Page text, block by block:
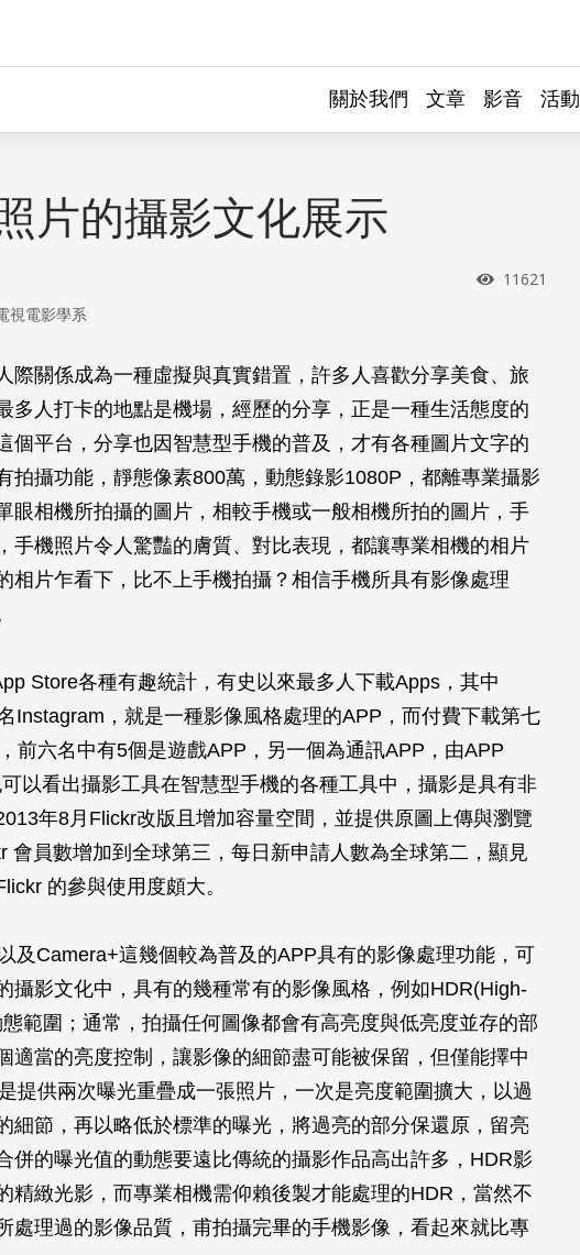
關於我們 文章 影音 活動
片的攝影文化展示
瀏覽次數
11621
視電影學系
際關係成為一種虛擬與真實錯置，許多人喜歡分享美食、旅
多人打卡的地點是機場，經歷的分享，正是一種生活態度的
個平台，分享也因智慧型手機的普及，才有各種圖片文字的
拍攝功能，靜態像素800萬，動態錄影1080P，都離專業攝影
眼相機所拍攝的圖片，相較手機或一般相機所拍的圖片，手
手機照片令人驚豔的膚質、對比表現，都讓專業相機的相片
相片乍看下，比不上手機拍攝？相信手機所具有影像處理
Store各種有趣統計，有史以來最多人下載Apps，其中
Instagram，就是一種影像風格處理的APP，而付費下載第七
前六名中有5個是遊戲APP，另一個為通訊APP，由APP
以看出攝影工具在智慧型手機的各種工具中，攝影是具有非
年8月Flickr改版且增加容量空間，並提供原圖上傳與瀏覽
會員數增加到全球第三，每日新申請人數為全球第二，顯見
的參與使用度頗大。
及Camera+這幾個較為普及的APP具有的影像處理功能，可
攝影文化中，具有的幾種常有的影像風格，例如HDR(High-
範圍；通常，拍攝任何圖像都會有高亮度與低亮度並存的部
適當的亮度控制，讓影像的細節盡可能被保留，但僅能擇中
提供兩次曝光重疊成一張照片，一次是亮度範圍擴大，以過
細節，再以略低於標準的曝光，將過亮的部分保還原，留亮
併的曝光值的動態要遠比傳統的攝影作品高出許多，HDR影
精緻光影，而專業相機需仰賴後製才能處理的HDR，當然不
處理過的影像品質，甫拍攝完畢的手機影像，看起來就比專